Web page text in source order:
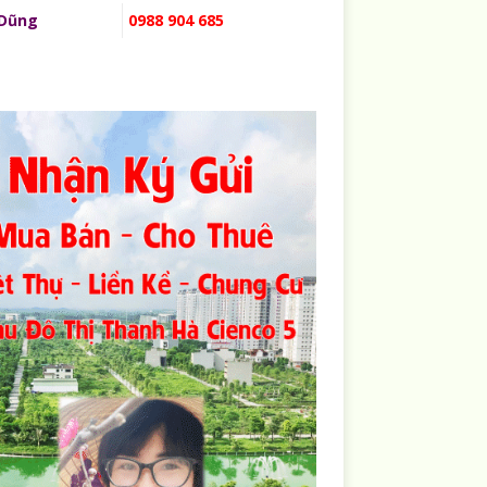
0988 904 685